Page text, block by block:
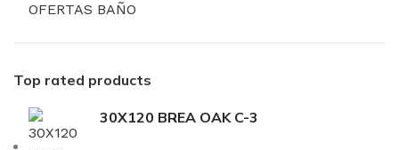
OFERTAS BAÑO
Top rated products
30X120 BREA OAK C-3